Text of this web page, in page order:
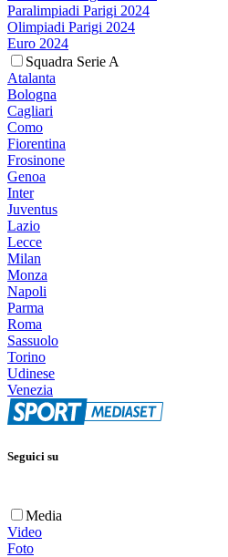
Paralimpiadi Parigi 2024
Olimpiadi Parigi 2024
Euro 2024
Squadra Serie A
Atalanta
Bologna
Cagliari
Como
Fiorentina
Frosinone
Genoa
Inter
Juventus
Lazio
Lecce
Milan
Monza
Napoli
Parma
Roma
Sassuolo
Torino
Udinese
Venezia
Seguici su
Media
Video
Foto